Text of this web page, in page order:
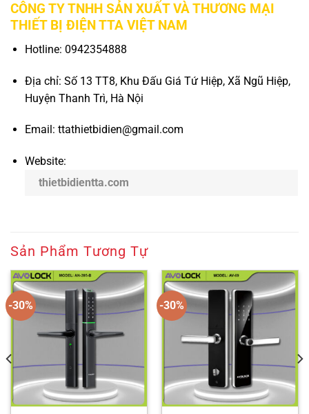
CÔNG TY TNHH SẢN XUẤT VÀ THƯƠNG MẠI
THIẾT BỊ ĐIỆN TTA VIỆT NAM
Hotline: 0942354888
Địa chỉ: Số 13 TT8, Khu Đấu Giá Tứ Hiệp, Xã Ngũ Hiệp,
Huyện Thanh Trì, Hà Nội
Email: ttathietbidien@gmail.com
Website:
thietbidientta.com
Sản Phẩm Tương Tự
-30% -30%